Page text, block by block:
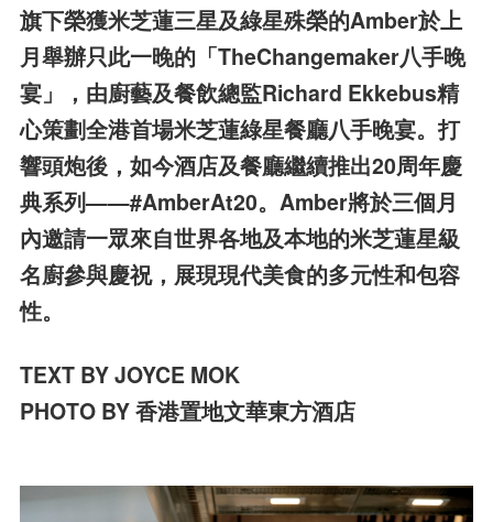
旗下榮獲米芝蓮三星及綠星殊榮的Amber於上
月舉辦只此一晚的「TheChangemaker八手晚
宴」，由廚藝及餐飲總監Richard Ekkebus精
心策劃全港首場米芝蓮綠星餐廳八手晚宴。打
響頭炮後，如今酒店及餐廳繼續推出20周年慶
典系列——#AmberAt20。Amber將於三個月
內邀請一眾來自世界各地及本地的米芝蓮星級
名廚參與慶祝，展現現代美食的多元性和包容
性。
TEXT BY JOYCE MOK
PHOTO BY 香港置地文華東方酒店